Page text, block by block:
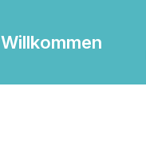
Willkommen